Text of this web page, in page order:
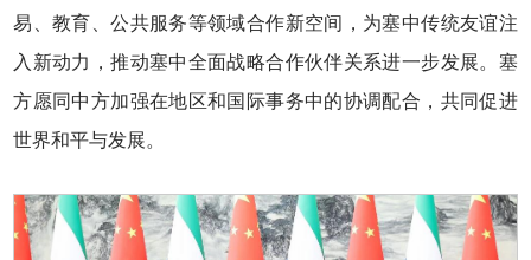
易、教育、公共服务等领域合作新空间，为塞中传统友谊注
入新动力，推动塞中全面战略合作伙伴关系进一步发展。塞
方愿同中方加强在地区和国际事务中的协调配合，共同促进
世界和平与发展。